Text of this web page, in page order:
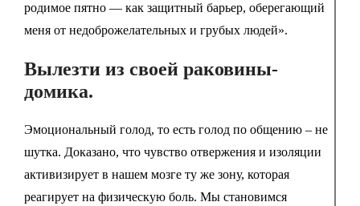
родимое пятно — как защитный барьер, оберегающий
меня от недоброжелательных и грубых людей».
Вылезти из своей раковины-
домика.
Эмоциональный голод, то есть голод по общению – не
шутка. Доказано, что чувство отвержения и изоляции
активизирует в нашем мозге ту же зону, которая
реагирует на физическую боль. Мы становимся